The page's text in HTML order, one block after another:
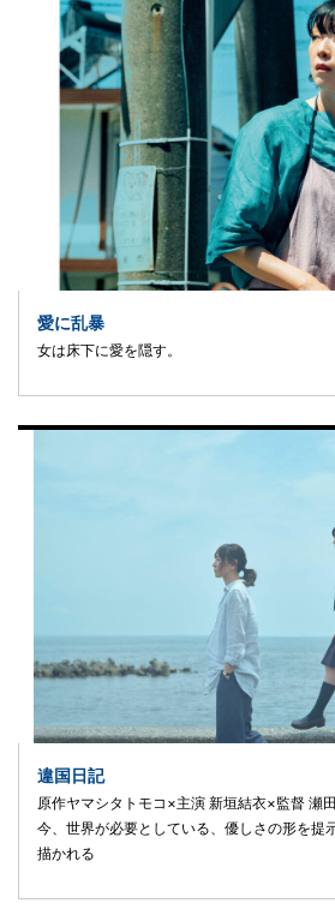
愛に乱暴
女は床下に愛を隠す。
違国日記
原作ヤマシタトモコ×主演 新垣結衣×監督 瀬
今、世界が必要としている、優しさの形を提
描かれる